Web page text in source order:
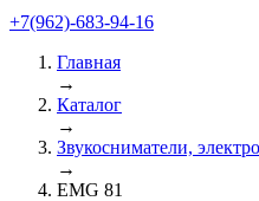
+7(962)-683-94-16
Главная
→
Каталог
→
Звукосниматели,
→
EMG 81